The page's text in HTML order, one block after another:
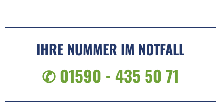
IHRE NUMMER IM NOTFALL
✆ 01590 - 435 50 71